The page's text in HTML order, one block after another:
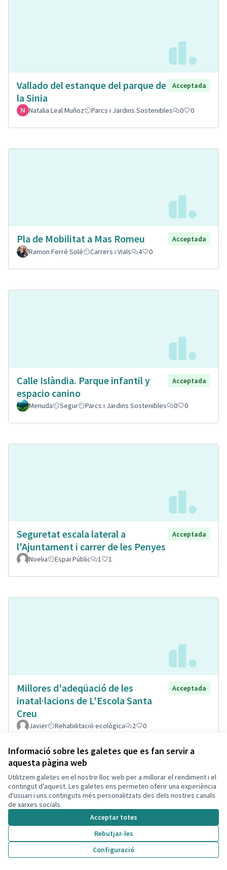
Informació sobre les galetes que es fan servir a
aquesta pàgina web
Utilitzem galetes en el nostre lloc web per a millorar el rendiment i el
contingut d'aquest. Les galetes ens permeten oferir una experiència
d'usuari i uns continguts més personalitzats des dels nostres canals
de xarxes socials.
Acceptar totes
Rebutjar-les
Configuració
Vallado del estanque del parque de
la Sinia
Acceptada
Natalia Leal Muñoz Parcs i Jardins Sostenibles 0 0
Pla de Mobilitat a Mas Romeu
Acceptada
Ramon Ferré Solé
Carrers i Vials 4 0
Calle Islàndia. Parque infantil y
espacio canino
Acceptada
Menuda Segur Parcs i Jardins Sostenibles 0 0
Seguretat escala lateral a
l'Ajuntament i carrer de les Penyes
Acceptada
Noelia Espai Públic 1 1
Millores d'adeqüació de les
inatal·lacions de L'Escola Santa
Creu
Acceptada
Javier Rehabilitació ecològica 2 0
Acceso directo a urb. Bellamar y